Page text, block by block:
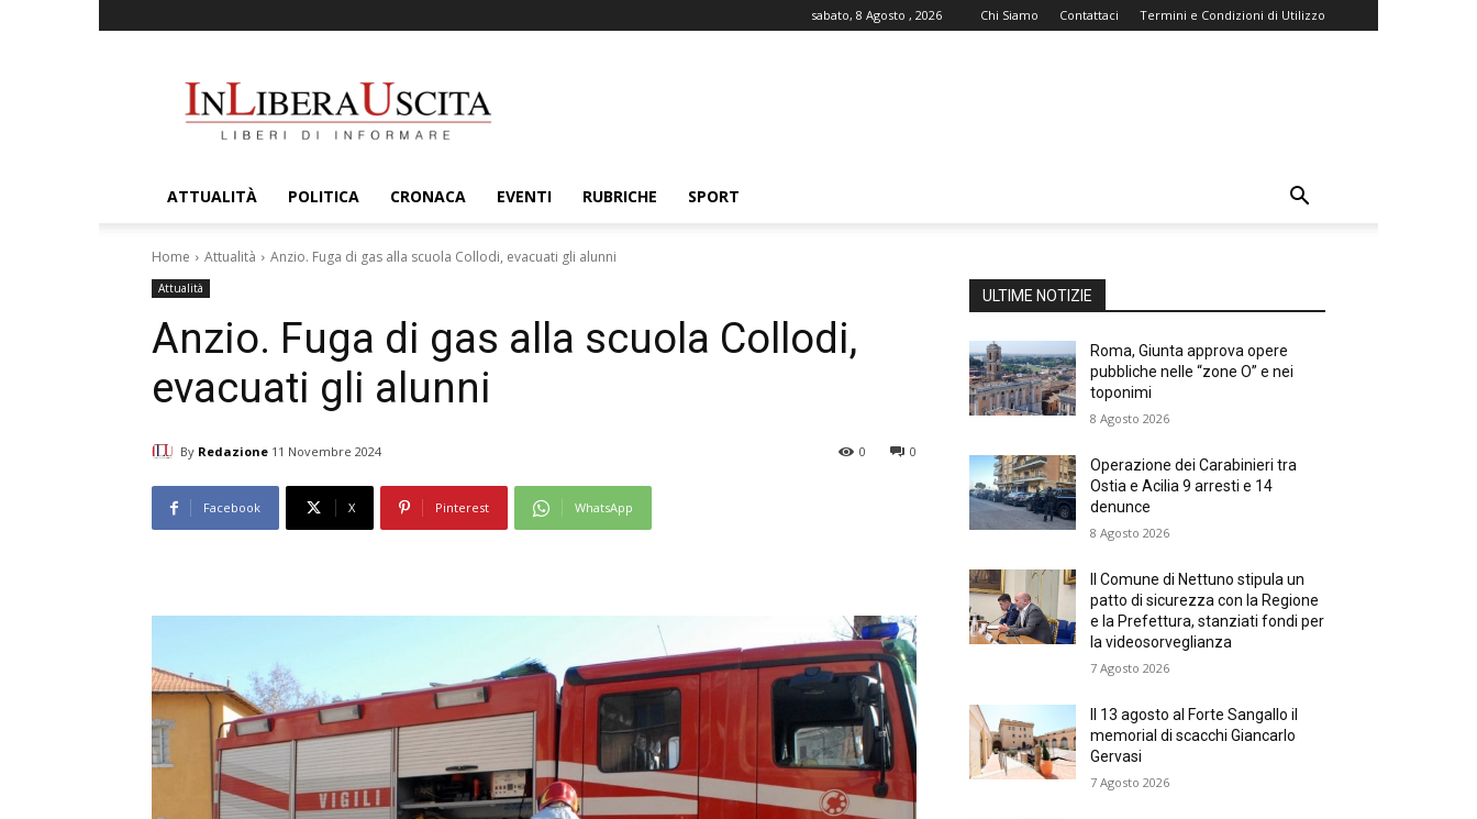
sabato, 8 Agosto , 2026 Chi Siamo Contattaci Termini e Condizioni di Utilizzo
ATTUALITÀ POLITICA CRONACA EVENTI RUBRICHE SPORT
Home Attualità Anzio. Fuga di gas alla scuola Collodi, evacuati gli alunni
Attualità
Anzio. Fuga di gas alla scuola Collodi,
evacuati gli alunni
By Redazione 11 Novembre 2024 0
0
Facebook X Pinterest WhatsApp
ULTIME NOTIZIE
Roma, Giunta approva opere
pubbliche nelle “zone O” e nei
toponimi
8 Agosto 2026
Operazione dei Carabinieri tra
Ostia e Acilia 9 arresti e 14
denunce
8 Agosto 2026
Il Comune di Nettuno stipula un
patto di sicurezza con la Regione
e la Prefettura, stanziati fondi per
la videosorveglianza
7 Agosto 2026
Il 13 agosto al Forte Sangallo il
memorial di scacchi Giancarlo
Gervasi
7 Agosto 2026